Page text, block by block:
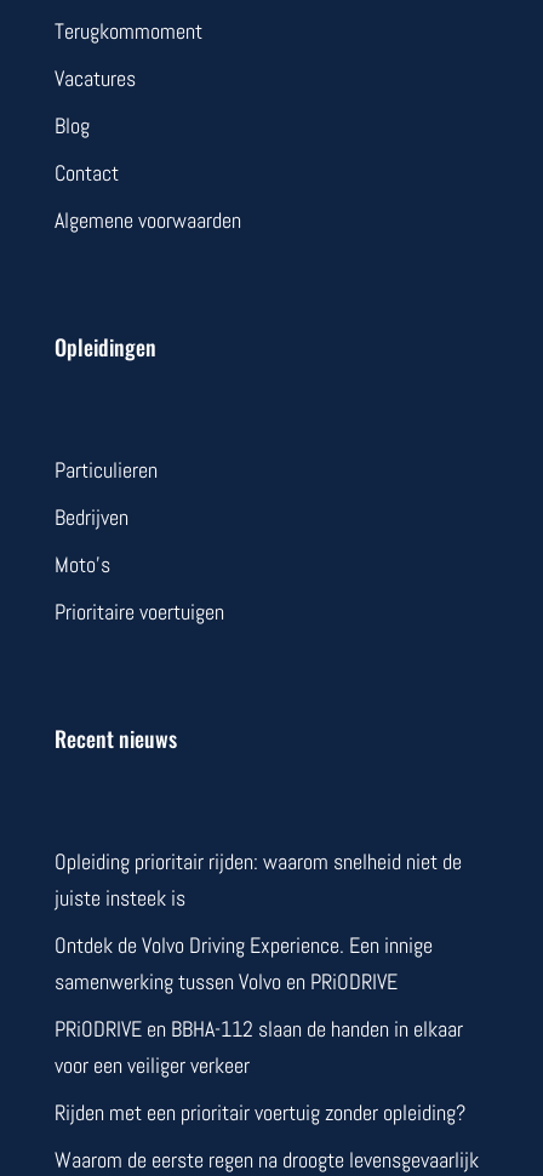
Terugkommoment
Vacatures
Blog
Contact
Algemene voorwaarden
Opleidingen
Particulieren
Bedrijven
Moto’s
Prioritaire voertuigen
Recent nieuws
Opleiding prioritair rijden: waarom snelheid niet de
juiste insteek is
Ontdek de Volvo Driving Experience. Een innige
samenwerking tussen Volvo en PRiODRIVE
PRiODRIVE en BBHA-112 slaan de handen in elkaar
voor een veiliger verkeer
Rijden met een prioritair voertuig zonder opleiding?
Waarom de eerste regen na droogte levensgevaarlijk